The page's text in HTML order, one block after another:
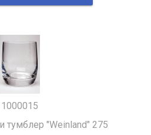
1000015
тумблер "Weinland" 275